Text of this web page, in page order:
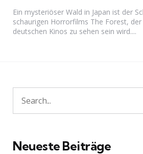
Ein mysteriöser Wald in Japan ist der
schaurigen Horrorfilms The Forest,
deutschen Kinos zu sehen sein wird....
Search
for:
Neueste Beiträge